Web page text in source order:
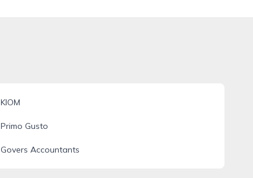
KIOM
Primo Gusto
Govers Accountants